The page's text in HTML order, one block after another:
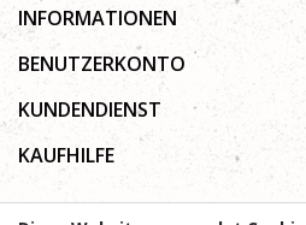
INFORMATIONEN
Über uns
Geschäfte
Zusammenarbeit
BENUTZERKONTO
Registrierungsanweisungen
Passwort vergessen
KUNDENDIENST
Datenschutz-Bestimmungen
Nutzungsbedingungen
KAUFHILFE